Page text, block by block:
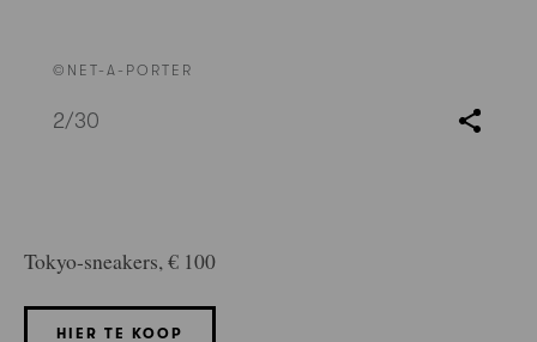
©NET-A-PORTER
2/30
Tokyo-sneakers, € 100
HIER TE KOOP